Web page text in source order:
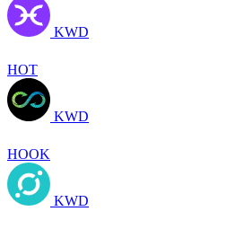
KWD
HOT
KWD
HOOK
KWD